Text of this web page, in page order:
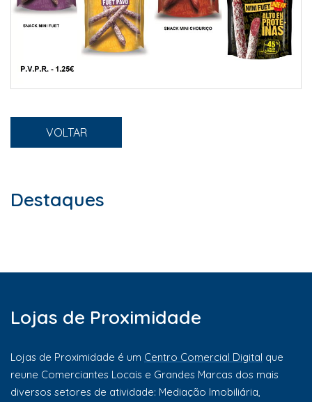
VOLTAR
Destaques
Lojas de Proximidade
Lojas de Proximidade é um Centro Comercial Digital que
reune Comerciantes Locais e Grandes Marcas dos mais
diversos setores de atividade: Mediação Imobiliária,